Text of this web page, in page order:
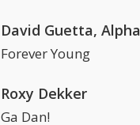
David Guetta,
Forever Young
Roxy Dekker
Ga Dan!